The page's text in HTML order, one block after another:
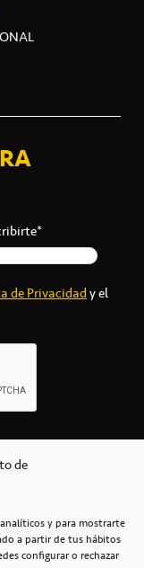
de
y para mostrarte
a partir de tus hábitos
configurar o rechazar
de Privacidady el